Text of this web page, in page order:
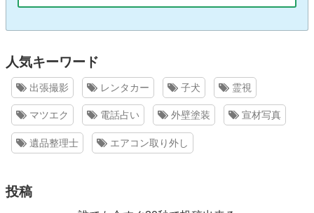
人気キーワード
出張撮影 レンタカー 子犬 霊視
マツエク 電話占い 外壁塗装 宣材写真
遺品整理士 エアコン取り外し
投稿